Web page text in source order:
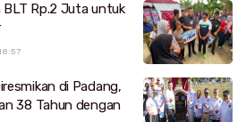
BLT Rp.2 Juta untuk
di Padang,
38 Tahun dengan